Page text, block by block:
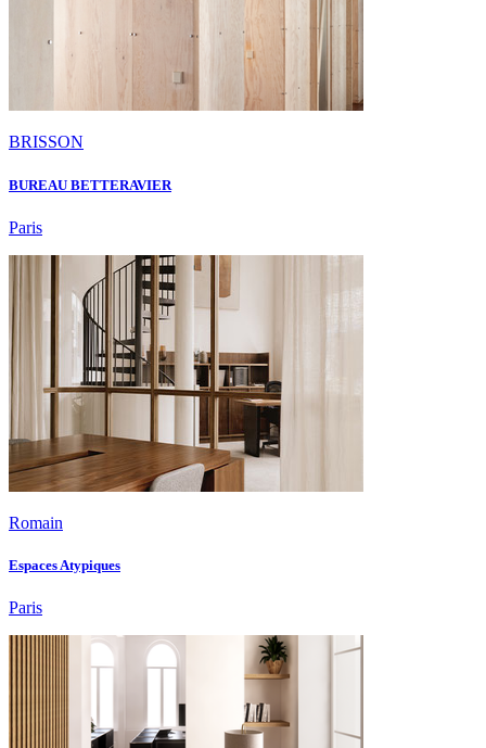
BRISSON
BUREAU BETTERAVIER
Paris
Romain
Espaces Atypiques
Paris